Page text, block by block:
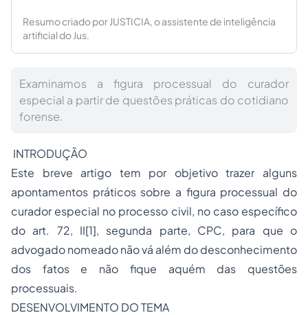
Resumo criado por JUSTICIA, o assistente de inteligência
artificial do Jus.
Examinamos a figura processual do curador
especial a partir de questões práticas do cotidiano
forense.
INTRODUÇÃO
Este breve artigo tem por objetivo trazer alguns
apontamentos práticos sobre a figura processual do
curador especial no processo civil, no caso específico
do art. 72, II[1], segunda parte, CPC, para que o
advogado nomeado não vá além do desconhecimento
dos fatos e não fique aquém das questões
processuais.
DESENVOLVIMENTO DO TEMA